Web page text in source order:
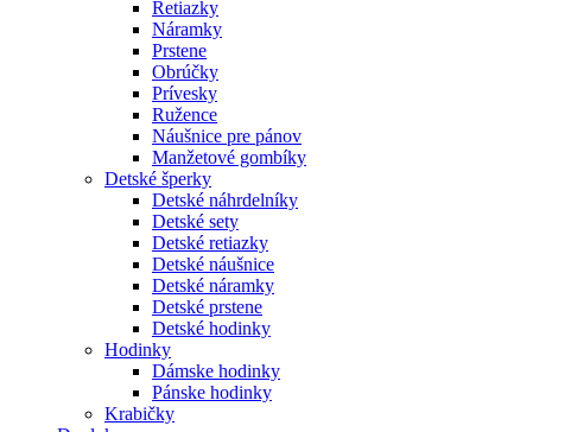
Retiazky
Náramky
Prstene
Obrúčky
Prívesky
Ružence
Náušnice pre pánov
Manžetové gombíky
Detské šperky
Detské náhrdelníky
Detské sety
Detské retiazky
Detské náušnice
Detské náramky
Detské prstene
Detské hodinky
Hodinky
Dámske hodinky
Pánske hodinky
Krabičky